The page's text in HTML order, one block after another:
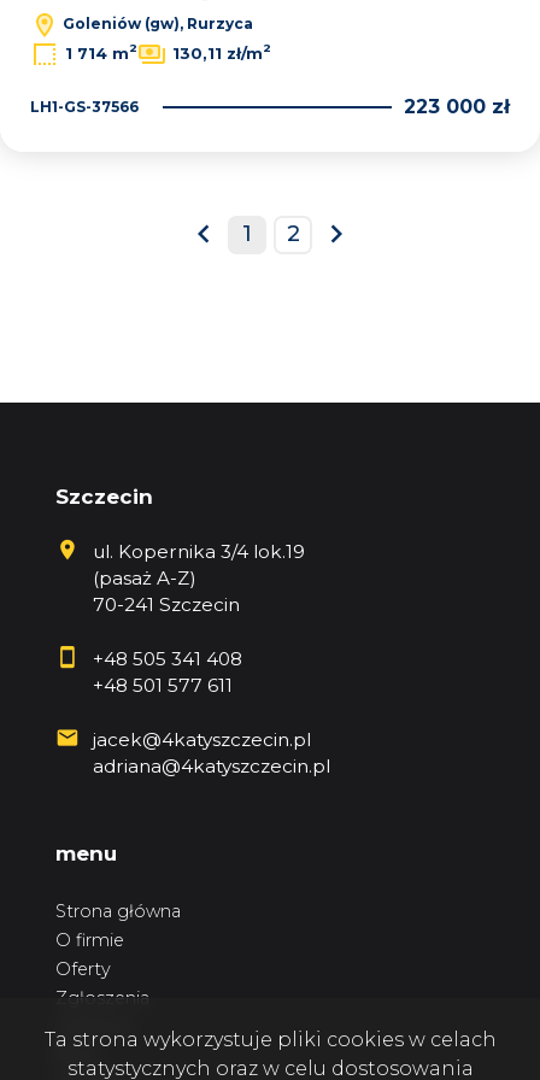
Goleniów (gw), Rurzyca
1 714 m2 130,11 zł/m2
LH1-GS-37566 223 000 zł
prev
1 2
next
Szczecin
ul. Kopernika 3/4 lok.19
(pasaż A-Z)
70-241 Szczecin
+48 505 341 408
+48 501 577 611
jacek@4katyszczecin.pl
adriana@4katyszczecin.pl
menu
Strona główna
O firmie
Oferty
Zgłoszenia
Ta strona wykorzystuje pliki cookies w celach
statystycznych oraz w celu dostosowania